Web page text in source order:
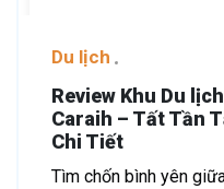
Du lịch
Review Khu Du
Caraih – Tất Tần
Chi Tiết
Tìm chốn bình yên